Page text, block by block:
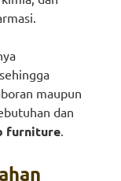
maupun
dan
furniture.